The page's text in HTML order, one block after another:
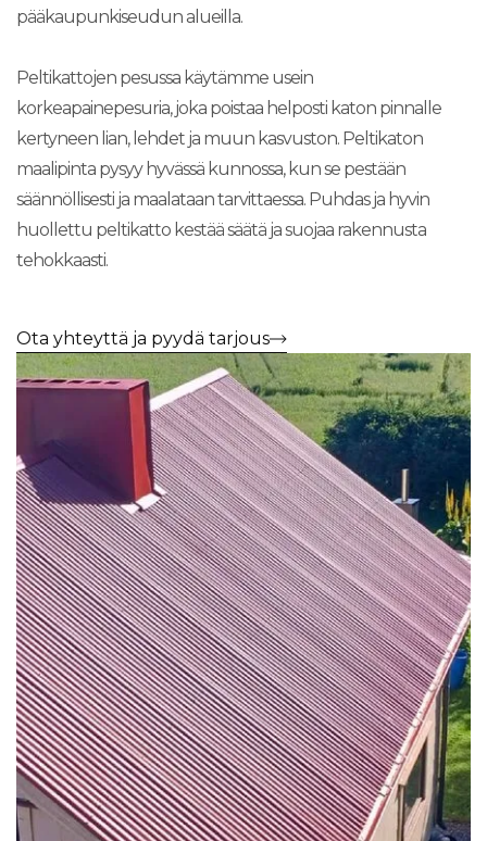
pääkaupunkiseudun alueilla.
Peltikattojen pesussa käytämme usein
korkeapainepesuria, joka poistaa helposti katon pinnalle
kertyneen lian, lehdet ja muun kasvuston. Peltikaton
maalipinta pysyy hyvässä kunnossa, kun se pestään
säännöllisesti ja maalataan tarvittaessa. Puhdas ja hyvin
huollettu peltikatto kestää säätä ja suojaa rakennusta
tehokkaasti.
Ota yhteyttä ja pyydä tarjous